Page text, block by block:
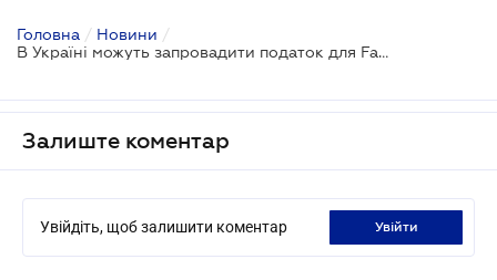
Головна / Новини /
В Україні можуть запровадити податок для Facebook, Netflix та Booking: проект прийнято за основу
Залиште коментар
Увійдіть, щоб залишити коментар увійти